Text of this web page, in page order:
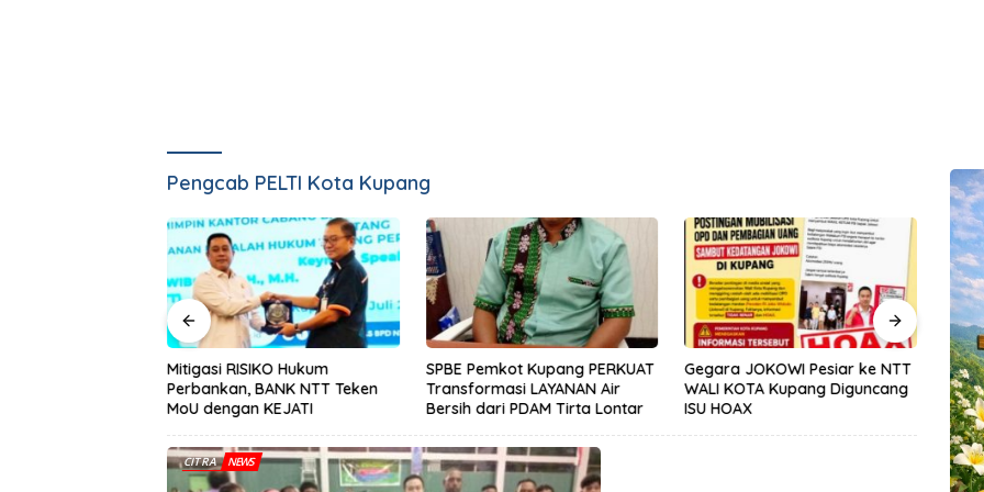
Pengcab PELTI Kota Kupang
Mitigasi RISIKO Hukum
Perbankan, BANK NTT Teken
MoU dengan KEJATI
SPBE Pemkot Kupang PERKUAT
Transformasi LAYANAN Air
Bersih dari PDAM Tirta Lontar
Gegara JOKOWI Pesiar ke NTT
WALI KOTA Kupang Diguncang
ISU HOAX
Dari
CITRA NEWS